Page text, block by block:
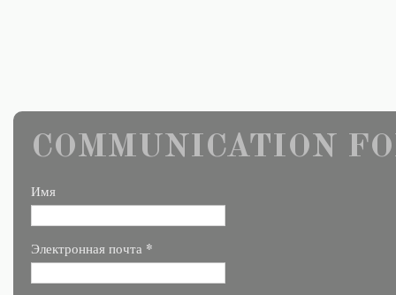
COMMUNICATION
Имя
Электронная почта *